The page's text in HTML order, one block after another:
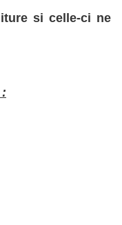
si celle-ci ne